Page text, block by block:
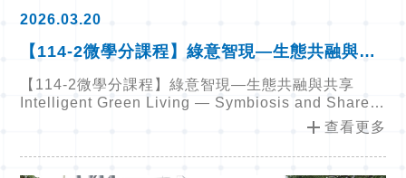
2026.03.20
【114-2微學分課程】綠意智現—生態共融與共
享 Intelligent Green Living — Symbiosis
and Shared Ecology微學分課程
【114-2微學分課程】綠意智現—生態共融與共享
Intelligent Green Living — Symbiosis and Shared
add 查看更多